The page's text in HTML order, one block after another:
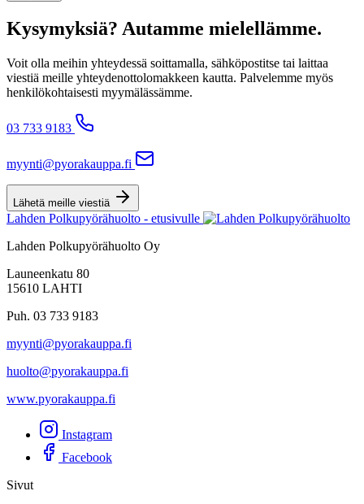
Kysymyksiä? Autamme mielellämme.
Voit olla meihin yhteydessä soittamalla, sähköpostitse tai laittaa
viestiä meille yhteydenottolomakkeen kautta. Palvelemme myös
henkilökohtaisesti myymälässämme.
03 733 9183
myynti@pyorakauppa.fi
Lähetä meille viestiä
Lahden Polkupyörähuolto - etusivulle
Lahden Polkupyörähuolto Oy
Launeenkatu 80
15610 LAHTI
Puh. 03 733 9183
myynti@pyorakauppa.fi
huolto@pyorakauppa.fi
www.pyorakauppa.fi
Instagram
Facebook
Sivut